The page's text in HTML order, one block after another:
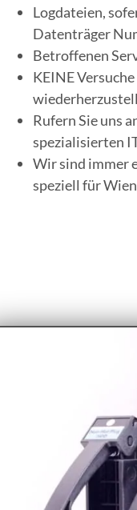
Logdateien,
Datenträger
Betroffenen
KEINE
Rufern Sie uns
spezialisierten
Wir sind immer
speziell für